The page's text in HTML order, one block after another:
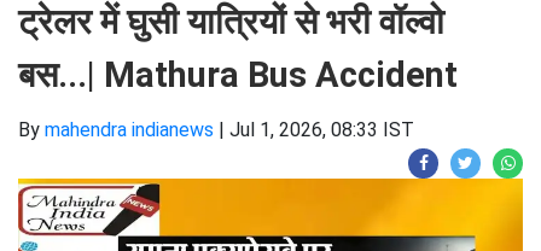
ट्रेलर में घुसी यात्रियों से भरी वॉल्वो
बस...| Mathura Bus Accident
By mahendra indianews | Jul 1, 2026, 08:33 IST